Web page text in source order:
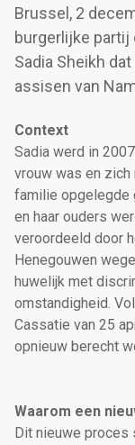
Brussel, 2
burgerlijke partij
Sadia Sheikh
assisen van
Context
Sadia werd in
vrouw was en zich
familie opgelegde
en haar ouders
veroordeeld door
Henegouwen
huwelijk met
omstandigheid.
Cassatie van 25
opnieuw berecht
Waarom een
Dit nieuwe proces